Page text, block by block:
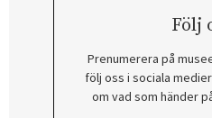
Följ
Prenumerera på
följ oss i sociala
om vad som händer